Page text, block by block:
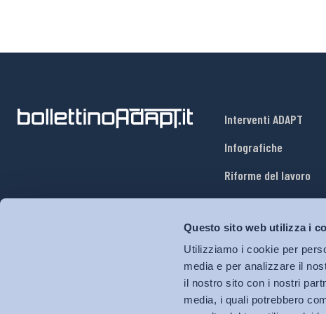
Questo sito web utilizza i
Utilizziamo i cookie per
media e per analizzare il
il nostro sito con i nostri
media, i quali potrebbero
Interventi ADAPT
Infografiche
Riforme del lavoro
Mercato del lavoro
Relazioni industriali
Salute e sicurezza
Welfare